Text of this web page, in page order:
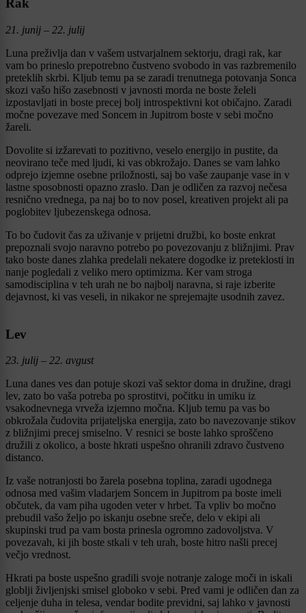
Rak
21. junij – 22. julij
Luna preživlja dan v vašem ustvarjalnem sektorju, dragi rak, kar
vam bo prineslo prepotrebno čustveno svobodo in vas razbremenilo
preteklih skrbi. Kljub temu pa se zaradi trenutnega potovanja Sonca
skozi vašo hišo zasebnosti v javnosti morda ne boste želeli
izpostavljati in boste precej bolj introspektivni kot običajno. Zaradi
močne povezave med Soncem in Jupitrom boste v sebi močno
žareli.
Dovolite si izžarevati to pozitivno, veselo energijo in pustite, da
neovirano teče med ljudi, ki vas obkrožajo. Danes se vam lahko
odprejo izjemne osebne priložnosti, saj bo vaše zaupanje vase in v
lastne sposobnosti opazno zraslo. Dan je odličen za razvoj nečesa
resnično vrednega, pa naj bo to nov posel, kreativen projekt ali pa
poglobitev ljubezenskega odnosa.
To bo čudovit čas za uživanje v prijetni družbi, ko boste enkrat
prepoznali svojo naravno potrebo po povezovanju z bližnjimi. Prav
tako boste danes zlahka predelali nekatere dogodke iz preteklosti in
nanje pogledali z veliko mero optimizma. Ker vam stroga
samodisciplina v teh urah ne bo najbolj naravna, si raje izberite
dejavnost, ki vas veseli, in nikakor ne sprejemajte usodnih zavez.
Lev
23. julij – 22. avgust
Luna danes ves dan potuje skozi vaš sektor doma in družine, dragi
lev, zato bo vaša potreba po sprostitvi, počitku in umiku iz
vsakodnevnega vrveža izjemno močna. Kljub temu pa vas bo
obkrožala čudovita prijateljska energija, zato bo navezovanje stikov
z bližnjimi precej smiselno. V resnici se boste lahko sproščeno
družili z okolico, a boste hkrati uspešno ohranili zdravo čustveno
distanco.
Iz vaše notranjosti bo žarela posebna toplina, zaradi ugodnega
odnosa med vašim vladarjem Soncem in Jupitrom pa boste imeli
občutek, da vam piha ugoden veter v hrbet. Ta vpliv bo močno
prebudil vašo željo po iskanju osebne sreče, delo v ekipi ali
skupinski trud pa vam bosta prinesla ogromno zadovoljstva. V
povezavah, ki jih boste stkali v teh urah, boste hitro našli precej
večjo vrednost.
Hkrati pa boste uspešno gradili svoje notranje zaloge moči in iskali
globlji življenjski smisel globoko v sebi. Pred vami je odličen dan za
celjenje duha in telesa, vendar bodite previdni, saj lahko v javnosti